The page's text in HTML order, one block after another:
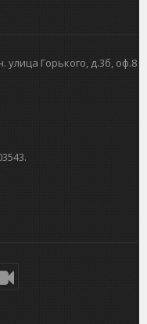
улица Горького, д.3б, оф.8